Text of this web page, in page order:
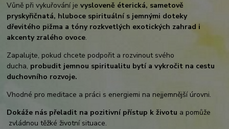
Vůně při vykuřování jevysloveně éterická, sametově
pryskyřičnatá, hluboce spirituální s jemnými doteky
dřevitého pižma a tóny rozkvetlých exotických zahrad i
akcenty zralého ovoce.
Zapalujte, pokud chcete podpořit a rozvinout svého
ducha, probudit jemnou spiritualitu bytí a vykročit na cestu
duchovního rozvoje.
Vhodné pro meditace a práci s energiemi na nejjemnější úrovni.
Dokáže nás přeladit na pozitivní přístup k životu a pomůže
zvládnou těžké životní situace.